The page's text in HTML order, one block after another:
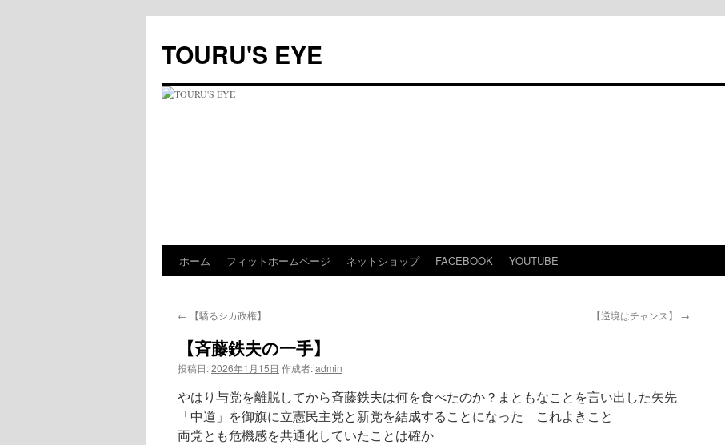
テ
ン
へ
TOURU'S EYE
ホーム フィットホームページ ネットショップ FACEBOOK YOUTUBE
← 【驕るシカ政権】 【逆境はチャンス】 →
【斉藤鉄夫の一手】
投稿日:2026年1月15日 作成者:admin
やはり与党を離脱してから斉藤鉄夫は何を食べたのか？まともなことを言い出した矢先
「中道」を御旗に立憲民主党と新党を結成することになった これよきこと
両党とも危機感を共通化していたことは確か